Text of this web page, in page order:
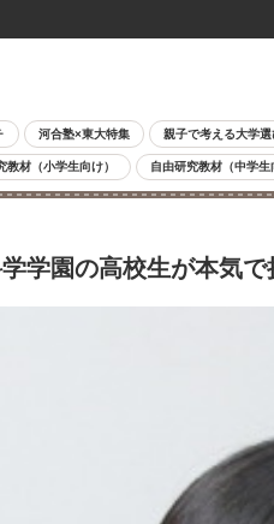
河合塾×東大特集 親子で考える大学選
教材（小学生向け） 自由研究教材（中学生
学園の高校生が本気